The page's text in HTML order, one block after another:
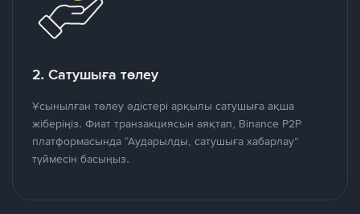
2. Сатушыға төлеу
Ұсынылған төлеу әдістері арқылы сатушыға ақша
жіберіңіз. Фиат транзакциясын аяқтап, Binance P2P
платформасында “Аударылды, сатушыға хабарлау”
түймесін басыңыз.